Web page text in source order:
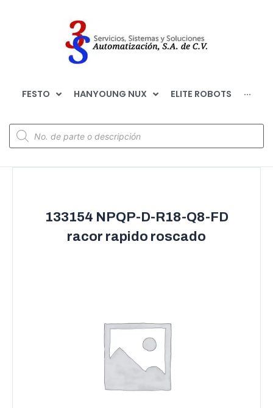
FESTO HANYOUNG NUX ELITE ROBOTS ···
133154 NPQP-D-R18-Q8-FD
racor rapido roscado